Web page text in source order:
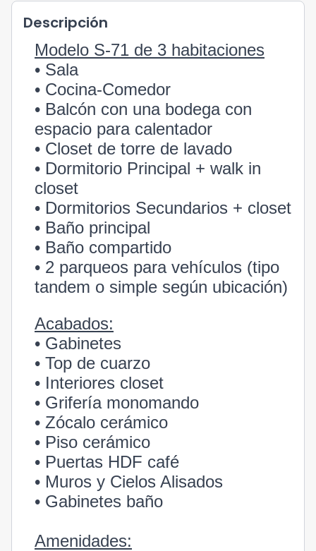
Descripción
Modelo S-71 de 3 habitaciones
• Sala
• Cocina-Comedor
• Balcón con una bodega con
espacio para calentador
• Closet de torre de lavado
• Dormitorio Principal + walk in
closet
• Dormitorios Secundarios + closet
• Baño principal
• Baño compartido
• 2 parqueos para vehículos (tipo
tandem o simple según ubicación)
Acabados:
• Gabinetes
• Top de cuarzo
• Interiores closet
• Grifería monomando
• Zócalo cerámico
• Piso cerámico
• Puertas HDF café
• Muros y Cielos Alisados
• Gabinetes baño
Amenidades: